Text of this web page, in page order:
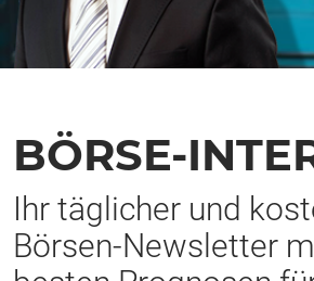
BÖRSE-
Ihr täglicher und
Börsen-Newsletter